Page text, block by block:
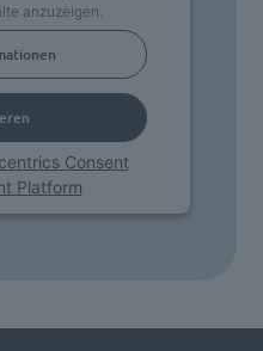
anzuzeigen.
Consent
Platform